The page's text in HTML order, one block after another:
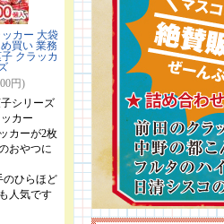
カー 大袋
買い 業務
クラッカ
円)
シリーズ
カー
カーが2枚
おやつに
のひらほど
人気です